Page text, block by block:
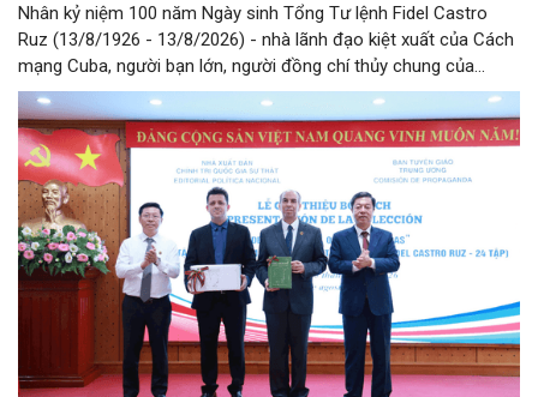
Nhân kỷ niệm 100 năm Ngày sinh Tổng Tư lệnh Fidel Castro
Ruz (13/8/1926 - 13/8/2026) - nhà lãnh đạo kiệt xuất của Cách
mạng Cuba, người bạn lớn, người đồng chí thủy chung của
Đảng, Nhà nước và nhân dân Việt Nam, chiều 5/8, tại Hà Nội,
Nhà xuất bản Chính trị quốc gia Sự thật phối hợp với Ban Tuyên
giáo Trung ương tổ chức Lễ giới thiệu bộ sách “Tuyển tập các
tác phẩm chọn lọc của Tổng Tư lệnh Fidel Castro Ruz” gồm 24
tập bằng tiếng Tây Ban Nha.